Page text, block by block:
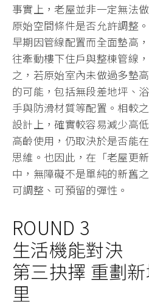
事實上，老屋並非一定無法
原始空間條件是否允許調整
早期因管線配置而全面墊高
往牽動樓下住戶與整棟管線
之，若原始室內未做過多墊
的可能，包括無段差地坪、
手與防滑材質等配置。相較
設計上，確實較容易減少高
高齡使用，仍取決於是否能
思維。也因此，在「老屋更
中，無障礙不是單純的新舊
可調整、可預留的彈性。
ROUND 3
生活機能對決
第三抉擇 重劃
里